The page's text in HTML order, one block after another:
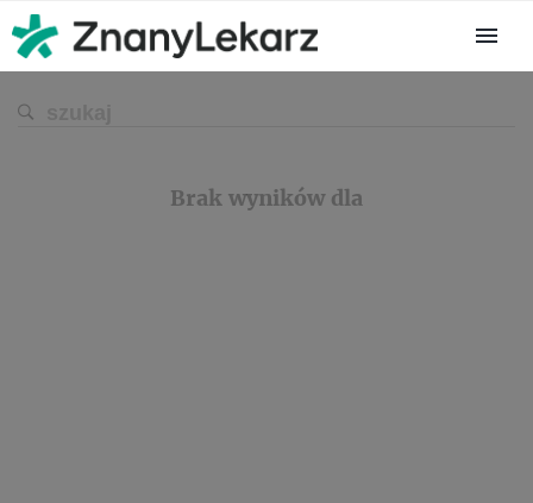
Brak wyników dla